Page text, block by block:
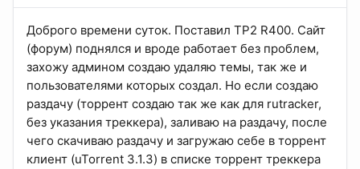
Доброго времени суток. Поставил TP2 R400. Сайт
(форум) поднялся и вроде работает без проблем,
захожу админом создаю удаляю темы, так же и
пользователями которых создал. Но если создаю
раздачу (торрент создаю так же как для rutracker,
без указания треккера), заливаю на раздачу, после
чего скачиваю раздачу и загружаю себе в торрент
клиент (uTorrent 3.1.3) в списке торрент треккера